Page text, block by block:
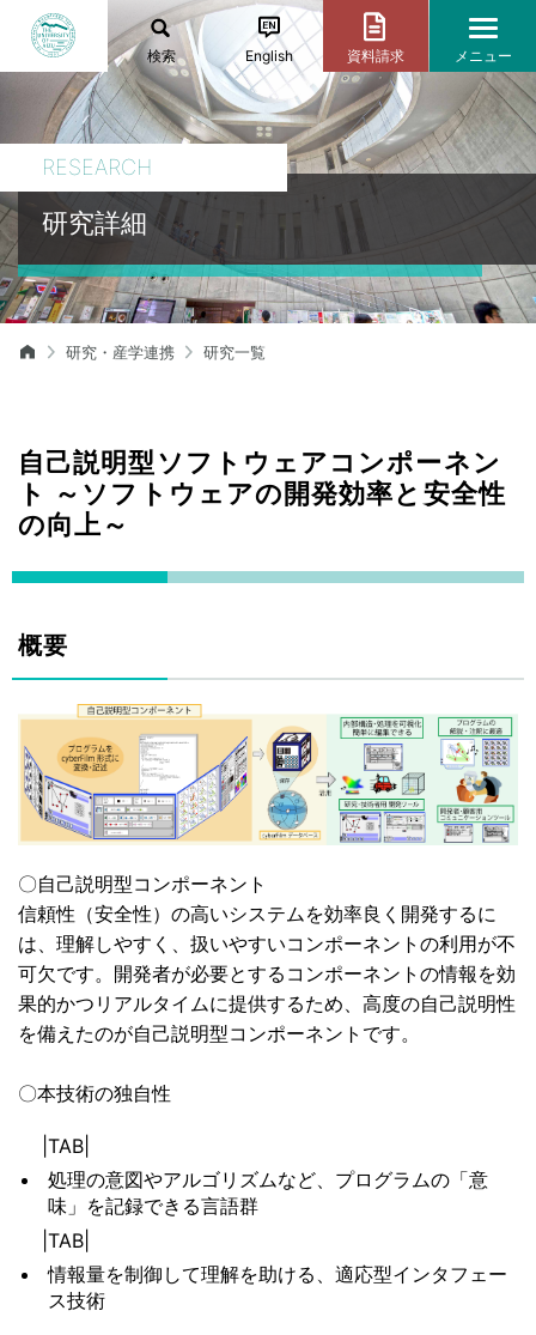
検索 English 資料請求 メニュー
研究詳細
RESEARCH
研究・産学連携 研究一覧
自己説明型ソフトウェアコンポーネン
ト ～ソフトウェアの開発効率と安全性
の向上～
概要
〇自己説明型コンポーネント
信頼性（安全性）の高いシステムを効率良く開発するに
は、理解しやすく、扱いやすいコンポーネントの利用が不
可欠です。開発者が必要とするコンポーネントの情報を効
果的かつリアルタイムに提供するため、高度の自己説明性
を備えたのが自己説明型コンポーネントです。
〇本技術の独自性
|TAB|
処理の意図やアルゴリズムなど、プログラムの「意
味」を記録できる言語群
|TAB|
情報量を制御して理解を助ける、適応型インタフェー
ス技術